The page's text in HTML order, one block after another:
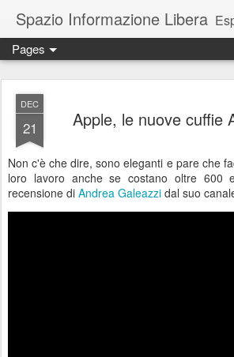
Spazio Informazione Libera
Escursioni, viaggi, arte, tecnologia,
Pages
DEC
21 Apple, le nuove cuffie
Non c'è che dire, sono eleganti e pare che
loro lavoro anche se costano oltre 600
recensione di Andrea Galeazzi dal suo